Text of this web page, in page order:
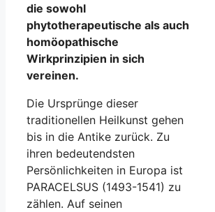
die sowohl
phytotherapeutische als auch
homöopathische
Wirkprinzipien in sich
vereinen.
Die Ursprünge dieser
traditionellen Heilkunst gehen
bis in die Antike zurück. Zu
ihren bedeutendsten
Persönlichkeiten in Europa ist
PARACELSUS (1493-1541) zu
zählen. Auf seinen